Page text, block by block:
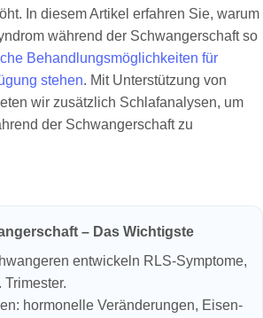
In diesem Artikel erfahren Sie, warum
während der Schwangerschaft so
Behandlungsmöglichkeiten für
stehen. Mit Unterstützung von
wir zusätzlich Schlafanalysen, um
der Schwangerschaft zu
– Das Wichtigste
entwickeln RLS-Symptome,
Trimester.
hormonelle Veränderungen, Eisen-